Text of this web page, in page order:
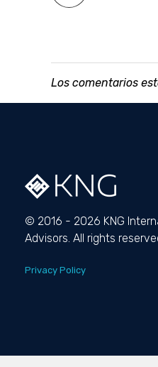
Los comentarios
© 2016 - 2026 KNG
Advisors. All rights
Privacy Policy